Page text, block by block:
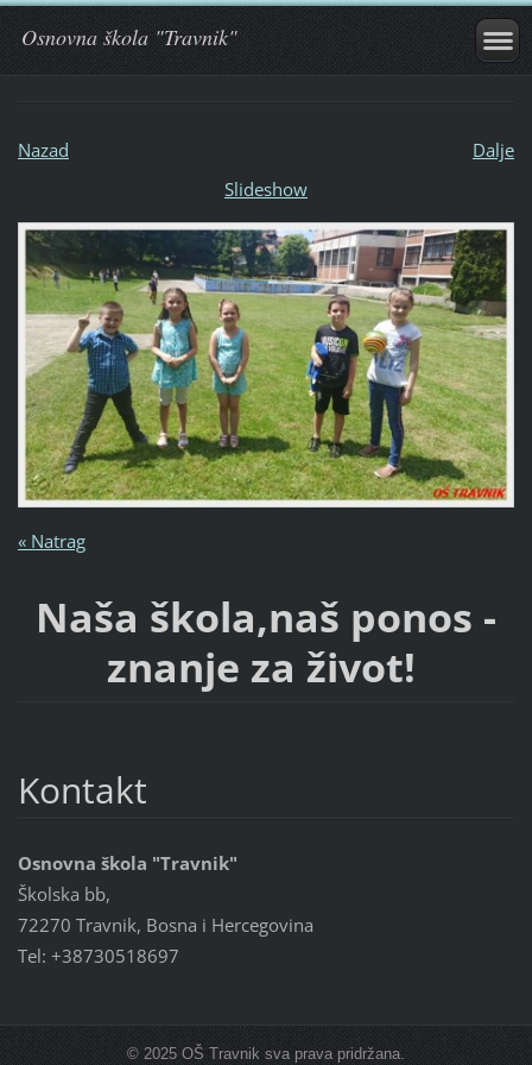
Osnovna škola "Travnik"
Nazad
Dalje
Slideshow
« Natrag
Naša škola,naš ponos -
znanje za život!
Kontakt
Osnovna škola "Travnik"
Školska bb,
72270 Travnik, Bosna i Hercegovina
Tel: +38730518697
© 2025 OŠ Travnik sva prava pridržana.